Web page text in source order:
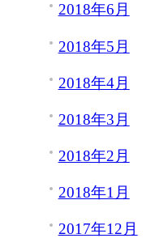
2018年6月
2018年5月
2018年4月
2018年3月
2018年2月
2018年1月
2017年12月